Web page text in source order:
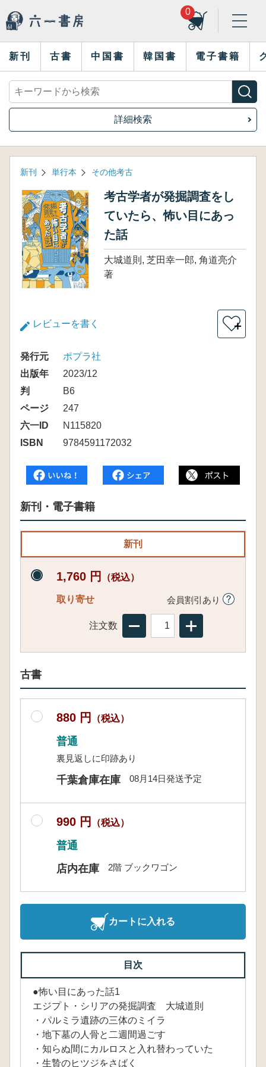
0
新刊 古書 中国書 韓国書 電子書籍
詳細検索
新刊 単行本 その他考古
考古学者が発掘調査をし
ていたら、怖い目にあっ
た話
大城道則, 芝田幸一郎, 角道亮介
著
レビューを書く ＋
発行元
ポプラ社
出版年
2023/12
判
B6
ページ
247
六一ID
N115820
ISBN
9784591172032
新刊・電子書籍
新刊
1,760 円 （税込）
取り寄せ 会員割引あり
注文数
古書
880 円 （税込）
普通
裏見返しに印跡あり
千葉倉庫在庫 08月14日発送予定
990 円 （税込）
普通
店内在庫
2階 ブックワゴン
カートに入れる
目次
●怖い目にあった話1
エジプト・シリアの発掘調査 大城道則
・パルミラ遺跡の三体のミイラ
・地下墓の人骨と二週間過ごす
・知らぬ間にカルロスと入れ替わっていた
・生贄のヒツジをさばく